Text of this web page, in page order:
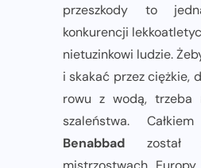
przeszkody to
konkurencji
nietuzinkowi ludzie.
i skakać przez ciężkie,
rowu z wodą,
szaleństwa.
Benabbad został